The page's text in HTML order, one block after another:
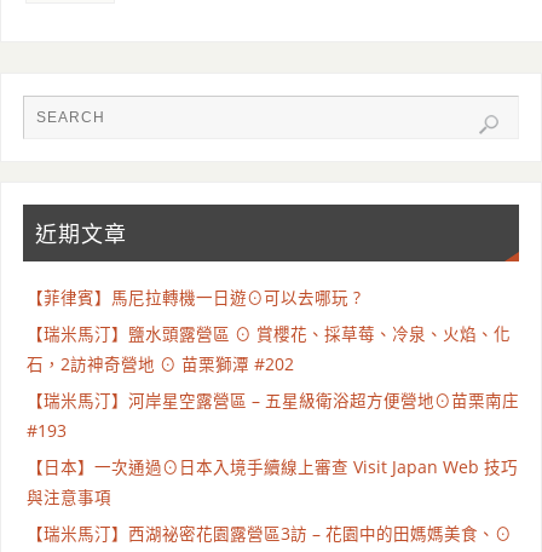
近期文章
【菲律賓】馬尼拉轉機一日遊⊙可以去哪玩 ?
【瑞米馬汀】鹽水頭露營區 ⊙ 賞櫻花、採草莓、冷泉、火焰、化
石，2訪神奇營地 ⊙ 苗栗獅潭 #202
【瑞米馬汀】河岸星空露營區 – 五星級衛浴超方便營地⊙苗栗南庄
#193
【日本】一次通過⊙日本入境手續線上審查 Visit Japan Web 技巧
與注意事項
【瑞米馬汀】西湖祕密花園露營區3訪 – 花園中的田媽媽美食、⊙